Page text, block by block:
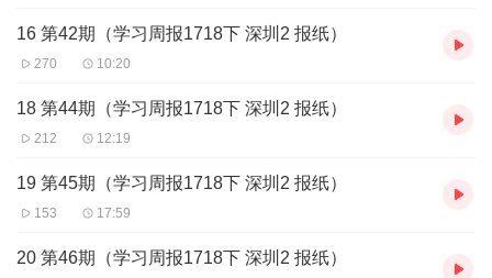
16 第42期（学习周报1718下 深圳2 报纸）
270 10:20
18 第44期（学习周报1718下 深圳2 报纸）
212 12:19
19 第45期（学习周报1718下 深圳2 报纸）
153 17:59
20 第46期（学习周报1718下 深圳2 报纸）